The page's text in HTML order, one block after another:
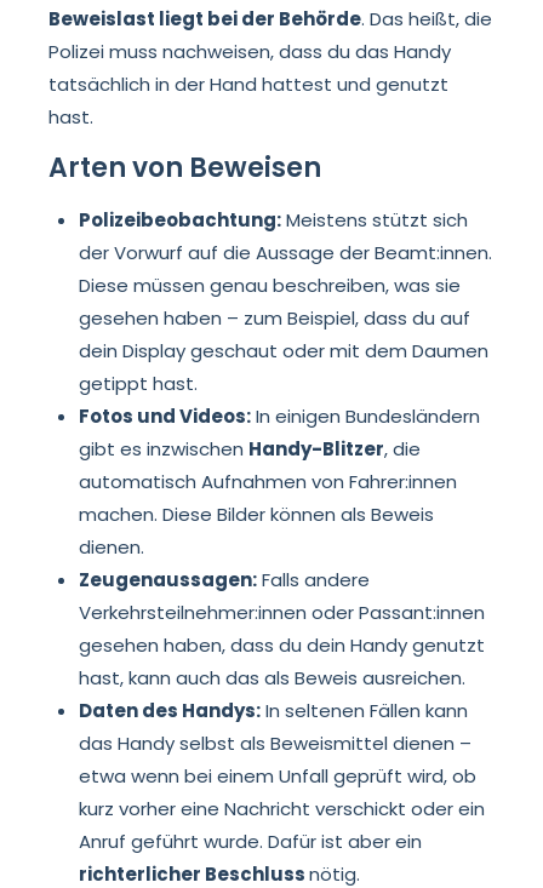
Beweislast liegt bei der Behörde. Das heißt, die
Polizei muss nachweisen, dass du das Handy
tatsächlich in der Hand hattest und genutzt
hast.
Arten von Beweisen
Polizeibeobachtung:Meistens stützt sich
der Vorwurf auf die Aussage der Beamt:innen.
Diese müssen genau beschreiben, was sie
gesehen haben – zum Beispiel, dass du auf
dein Display geschaut oder mit dem Daumen
getippt hast.
Fotos und Videos:In einigen Bundesländern
gibt es inzwischen Handy-Blitzer, die
automatisch Aufnahmen von Fahrer:innen
machen. Diese Bilder können als Beweis
dienen.
Zeugenaussagen:Falls andere
Verkehrsteilnehmer:innen oder Passant:innen
gesehen haben, dass du dein Handy genutzt
hast, kann auch das als Beweis ausreichen.
Daten des Handys:In seltenen Fällen kann
das Handy selbst als Beweismittel dienen –
etwa wenn bei einem Unfall geprüft wird, ob
kurz vorher eine Nachricht verschickt oder ein
Anruf geführt wurde. Dafür ist aber ein
richterlicher Beschlussnötig.